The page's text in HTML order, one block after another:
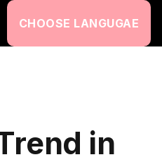
CHOOSE LANGUGAE
in